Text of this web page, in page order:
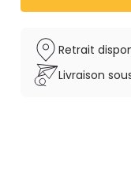
Retrait
Livraison